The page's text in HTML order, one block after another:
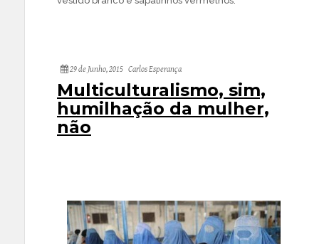
29 de Junho, 2015 Carlos Esperança
Multiculturalismo, sim,
humilhação da mulher,
não